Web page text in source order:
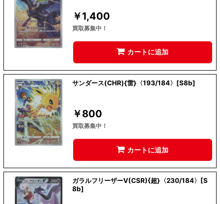
￥1,400
買取募集中！
カートに追加
サンダース(CHR){雷}〈193/184〉[S8b]
￥800
買取募集中！
カートに追加
ガラルフリーザーV(CSR){超}〈230/184〉[S
8b]